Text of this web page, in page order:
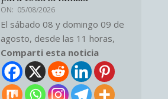
ON: 05/08/2026
El sábado 08 y domingo 09 de
agosto, desde las 11 horas,
Comparti esta noticia